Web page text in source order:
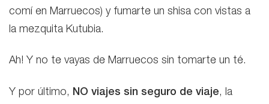
comí en Marruecos) y fumarte un shisa con vistas a
la mezquita Kutubia.
Ah! Y no te vayas de Marruecos sin tomarte un té.
Y por último, NO viajes sin seguro de viaje, la